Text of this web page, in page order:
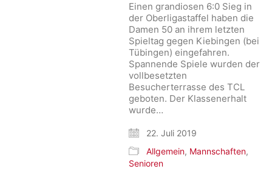
Einen grandiosen 6:0 Sieg in
der Oberligastaffel haben die
Damen 50 an ihrem letzten
Spieltag gegen Kiebingen (bei
Tübingen) eingefahren.
Spannende Spiele wurden der
vollbesetzten
Besucherterrasse des TCL
geboten. Der Klassenerhalt
wurde…
22. Juli 2019
Allgemein, Mannschaften,
Senioren